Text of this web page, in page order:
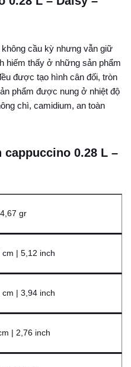
cầu kỳ nhưng vẫn giữ
hiếm thấy ở những sản phẩm
được tạo hình cân đối, tròn
phẩm được nung ở nhiệt độ
chì, camidium, an toàn
0.28 L –
gr
cm | 5,12 inch
cm | 3,94 inch
| 2,76 inch